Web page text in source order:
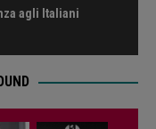
agli Italiani